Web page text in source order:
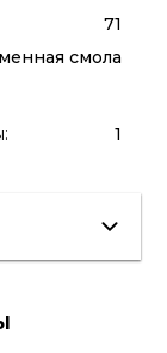
71
смола
: 1